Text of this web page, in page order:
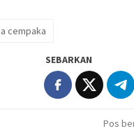
cempaka
SEBARKAN
Pos